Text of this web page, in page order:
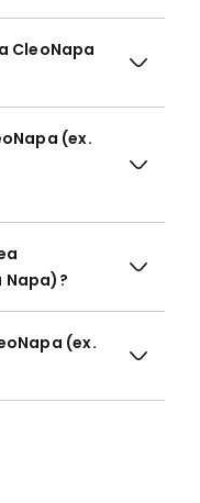
CleoNapa
(ex.
Napa)?
(ex.